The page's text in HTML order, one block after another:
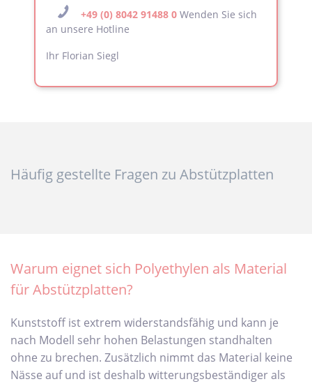
+49 (0) 8042 91488 0 Wenden Sie sich
an unsere Hotline
Ihr Florian Siegl
Häufig gestellte Fragen zu Abstützplatten
Warum eignet sich Polyethylen als Material
für Abstützplatten?
Kunststoff ist extrem widerstandsfähig und kann je
nach Modell sehr hohen Belastungen standhalten
ohne zu brechen. Zusätzlich nimmt das Material keine
Nässe auf und ist deshalb witterungsbeständiger als